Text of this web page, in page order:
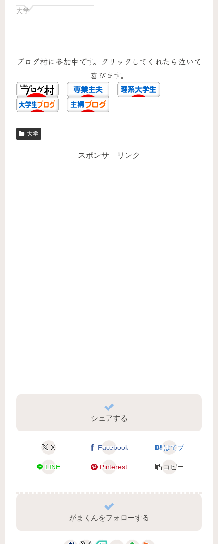
大学
ブログ村に参加中です。クリックしてくれたら泣いて
喜びます。
大学
スポンサーリンク
シェアする
X Facebook はてブ
LINE Pinterest コピー
がまくんをフォローする